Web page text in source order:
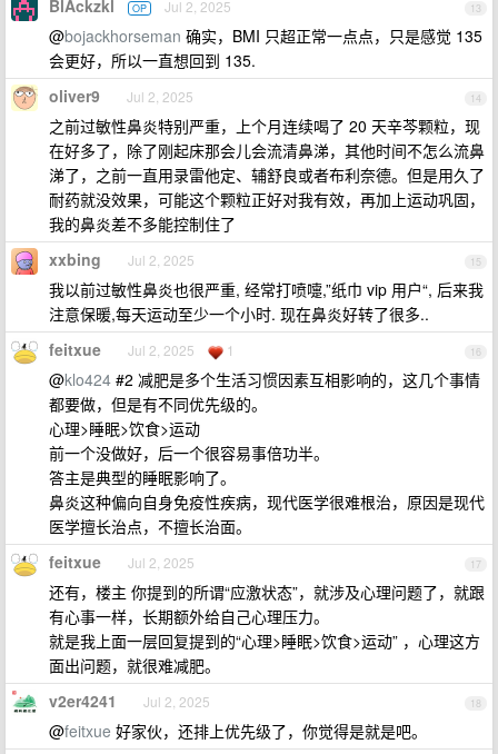
13
BlAckzkl OP Jul 2, 2025
@bojackhorseman 确实，BMI 只超正常一点点，只是感觉 135
会更好，所以一直想回到 135.
14
oliver9 Jul 2, 2025
之前过敏性鼻炎特别严重，上个月连续喝了 20 天辛芩颗粒，现
在好多了，除了刚起床那会儿会流清鼻涕，其他时间不怎么流鼻
涕了，之前一直用录雷他定、辅舒良或者布利奈德。但是用久了
耐药就没效果，可能这个颗粒正好对我有效，再加上运动巩固，
我的鼻炎差不多能控制住了
15
xxbing Jul 2, 2025
我以前过敏性鼻炎也很严重, 经常打喷嚏,”纸巾 vip 用户“, 后来我
注意保暖,每天运动至少一个小时. 现在鼻炎好转了很多..
16
feitxue Jul 2, 2025 1
@klo424 #2 减肥是多个生活习惯因素互相影响的，这几个事情
都要做，但是有不同优先级的。
心理>睡眠>饮食>运动
前一个没做好，后一个很容易事倍功半。
答主是典型的睡眠影响了。
鼻炎这种偏向自身免疫性疾病，现代医学很难根治，原因是现代
医学擅长治点，不擅长治面。
17
feitxue Jul 2, 2025
还有，楼主 你提到的所谓“应激状态”，就涉及心理问题了，就跟
有心事一样，长期额外给自己心理压力。
就是我上面一层回复提到的“心理>睡眠>饮食>运动” ，心理这方
面出问题，就很难减肥。
18
v2er4241 Jul 2, 2025
@feitxue 好家伙，还排上优先级了，你觉得是就是吧。